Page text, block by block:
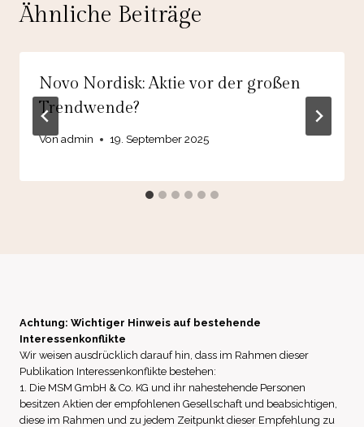
Ähnliche Beiträge
Novo Nordisk: Aktie vor der großen
Trendwende?
Vonadmin 19. September 2025
Achtung: Wichtiger Hinweis auf bestehende
Interessenkonflikte
Wir weisen ausdrücklich darauf hin, dass im Rahmen dieser
Publikation Interessenkonflikte bestehen:
1. Die MSM GmbH & Co. KG und ihr nahestehende Personen
besitzen Aktien der empfohlenen Gesellschaft und beabsichtigen,
diese im Rahmen und zu jedem Zeitpunkt dieser Empfehlung zu